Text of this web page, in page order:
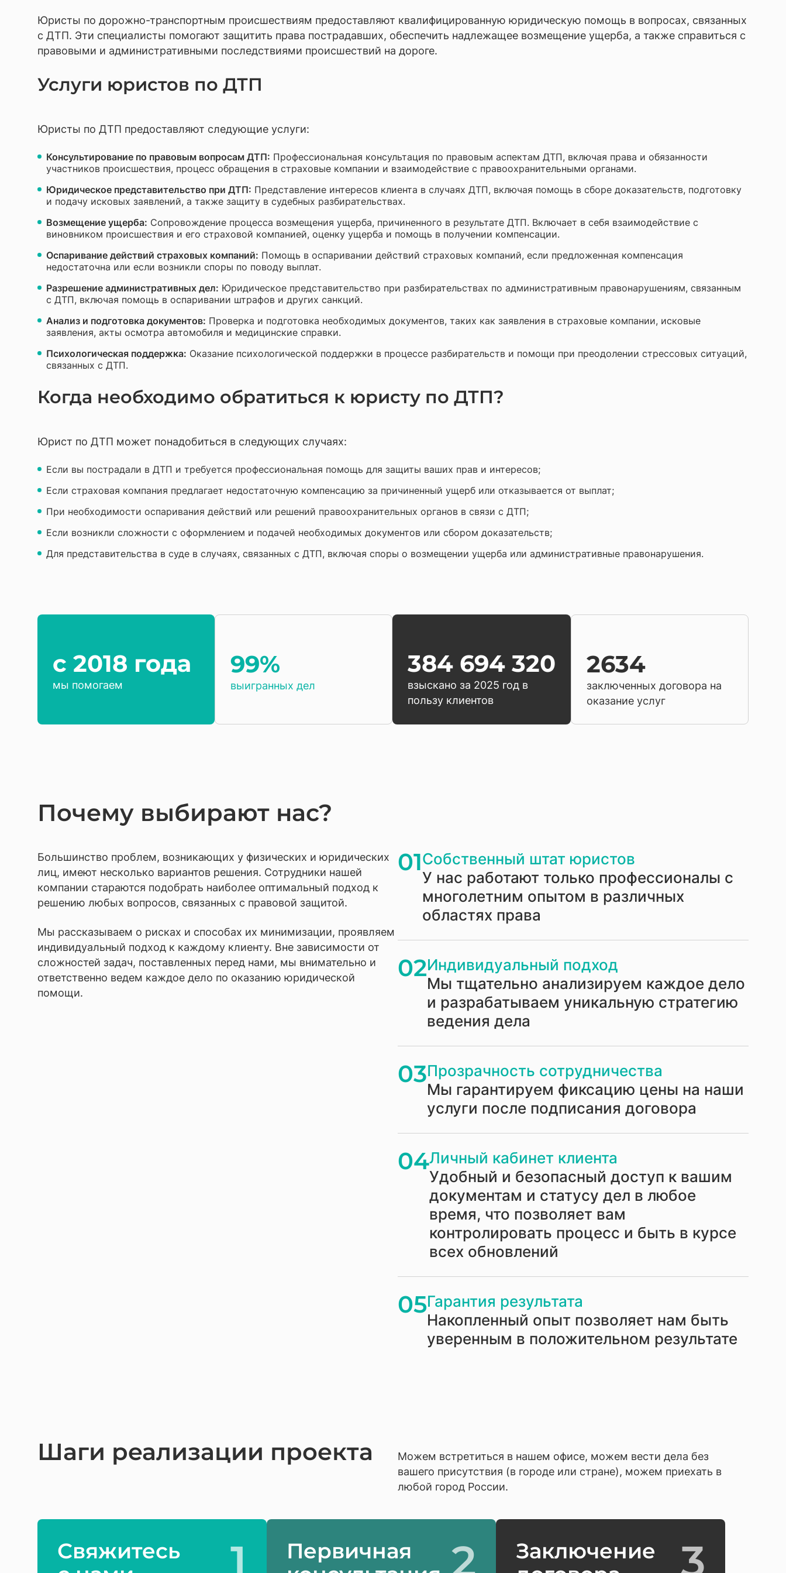
Юридическое обслуживание бизнеса и аутсорсинг
Юристы по дорожно-транспортным происшествиям предоставляют квалифицированную юридическую помощь в вопросах, связанных
с ДТП. Эти специалисты помогают защитить права пострадавших, обеспечить надлежащее возмещение ущерба, а также справиться с
правовыми и административными последствиями происшествий на дороге.
Услуги юристов по ДТП
Юристы по ДТП предоставляют следующие услуги:
Консультирование по правовым вопросам ДТП: Профессиональная консультация по правовым аспектам ДТП, включая права и обязанности
участников происшествия, процесс обращения в страховые компании и взаимодействие с правоохранительными органами.
Юридическое представительство при ДТП: Представление интересов клиента в случаях ДТП, включая помощь в сборе доказательств, подготовку
и подачу исковых заявлений, а также защиту в судебных разбирательствах.
Возмещение ущерба: Сопровождение процесса возмещения ущерба, причиненного в результате ДТП. Включает в себя взаимодействие с
виновником происшествия и его страховой компанией, оценку ущерба и помощь в получении компенсации.
Оспаривание действий страховых компаний: Помощь в оспаривании действий страховых компаний, если предложенная компенсация
недостаточна или если возникли споры по поводу выплат.
Разрешение административных дел: Юридическое представительство при разбирательствах по административным правонарушениям, связанным
с ДТП, включая помощь в оспаривании штрафов и других санкций.
Анализ и подготовка документов: Проверка и подготовка необходимых документов, таких как заявления в страховые компании, исковые
заявления, акты осмотра автомобиля и медицинские справки.
Психологическая поддержка: Оказание психологической поддержки в процессе разбирательств и помощи при преодолении стрессовых ситуаций,
связанных с ДТП.
Когда необходимо обратиться к юристу по ДТП?
Юрист по ДТП может понадобиться в следующих случаях:
Если вы пострадали в ДТП и требуется профессиональная помощь для защиты ваших прав и интересов;
Если страховая компания предлагает недостаточную компенсацию за причиненный ущерб или отказывается от выплат;
При необходимости оспаривания действий или решений правоохранительных органов в связи с ДТП;
Если возникли сложности с оформлением и подачей необходимых документов или сбором доказательств;
Для представительства в суде в случаях, связанных с ДТП, включая споры о возмещении ущерба или административные правонарушения.
c 2018 года
мы помогаем
99%
выигранных дел
384 694 320
взыскано за 2025 год в
пользу клиентов
2634
заключенных договора на
оказание услуг
Почему выбирают нас?
Большинство проблем, возникающих у физических и юридических
лиц, имеют несколько вариантов решения. Сотрудники нашей
компании стараются подобрать наиболее оптимальный подход к
решению любых вопросов, связанных с правовой защитой.
Мы рассказываем о рисках и способах их минимизации, проявляем
индивидуальный подход к каждому клиенту. Вне зависимости от
сложностей задач, поставленных перед нами, мы внимательно и
ответственно ведем каждое дело по оказанию юридической
помощи.
01Собственный штат юристов
У нас работают только профессионалы с
многолетним опытом в различных
областях права
02Индивидуальный подход
Мы тщательно анализируем каждое дело
и разрабатываем уникальную стратегию
ведения дела
03Прозрачность сотрудничества
Мы гарантируем фиксацию цены на наши
услуги после подписания договора
04Личный кабинет клиента
Удобный и безопасный доступ к вашим
документам и статусу дел в любое
время, что позволяет вам
контролировать процесс и быть в курсе
всех обновлений
05Гарантия результата
Накопленный опыт позволяет нам быть
уверенным в положительном результате
Шаги реализации проекта
Можем встретиться в нашем офисе, можем вести дела без
вашего присутствия (в городе или стране), можем приехать в
любой город России.
Свяжитесь
1
Первичная
2
Заключение
3